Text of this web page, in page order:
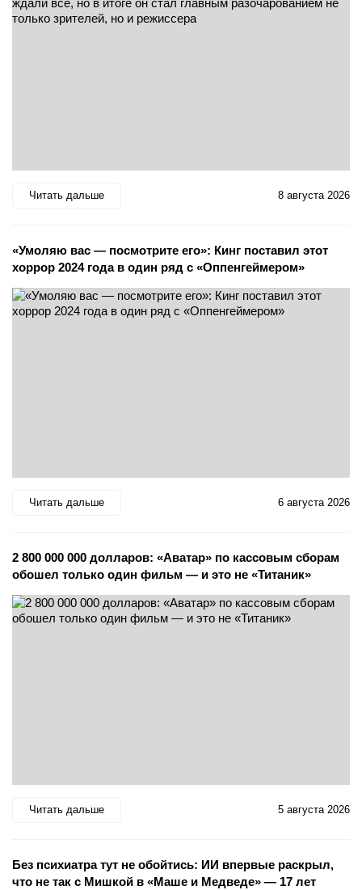
Читать дальше 8 августа 2026
«Умоляю вас — посмотрите его»: Кинг поставил этот
хоррор 2024 года в один ряд с «Оппенгеймером»
Читать дальше 6 августа 2026
2 800 000 000 долларов: «Аватар» по кассовым сборам
обошел только один фильм — и это не «Титаник»
Читать дальше 5 августа 2026
Без психиатра тут не обойтись: ИИ впервые раскрыл,
что не так с Мишкой в «Маше и Медведе» — 17 лет